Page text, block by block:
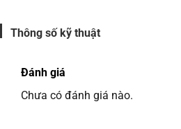
Thông số kỹ thuật
Đánh giá
Chưa có đánh giá nào.